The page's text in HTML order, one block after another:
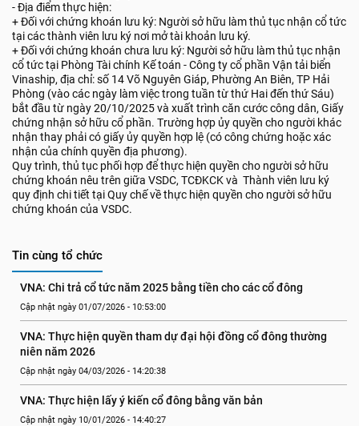
- Địa điểm thực hiện:
+ Đối với chứng khoán lưu ký: Người sở hữu làm thủ tục nhận cổ tức
tại các thành viên lưu ký nơi mở tài khoản lưu ký.
+ Đối với chứng khoán chưa lưu ký: Người sở hữu làm thủ tục nhận
cổ tức tại Phòng Tài chính Kế toán - Công ty cổ phần Vận tải biển
Vinaship, địa chỉ: số 14 Võ Nguyên Giáp, Phường An Biên, TP Hải
Phòng (vào các ngày làm việc trong tuần từ thứ Hai đến thứ Sáu)
bắt đầu từ ngày 20/10/2025 và xuất trình căn cước công dân, Giấy
chứng nhận sở hữu cổ phần. Trường hợp ủy quyền cho người khác
nhận thay phải có giấy ủy quyền hợp lệ (có công chứng hoặc xác
nhận của chính quyền địa phương).
Quy trình, thủ tục phối hợp để thực hiện quyền cho người sở hữu
chứng khoán nêu trên giữa VSDC, TCĐKCK và Thành viên lưu ký
quy định chi tiết tại Quy chế về thực hiện quyền cho người sở hữu
chứng khoán của VSDC.
Tin cùng tổ chức
VNA: Chi trả cổ tức năm 2025 bằng tiền cho các cổ đông
Cập nhật ngày 01/07/2026 - 10:53:00
VNA: Thực hiện quyền tham dự đại hội đồng cổ đông thường
niên năm 2026
Cập nhật ngày 04/03/2026 - 14:20:38
VNA: Thực hiện lấy ý kiến cổ đông bằng văn bản
Cập nhật ngày 10/01/2026 - 14:40:27